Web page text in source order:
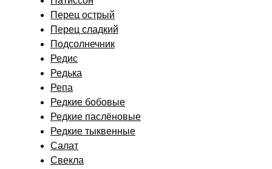
Перец острый
Перец сладкий
Подсолнечник
Редис
Редька
Репа
Редкие бобовые
Редкие паслёновые
Редкие тыквенные
Салат
Свекла